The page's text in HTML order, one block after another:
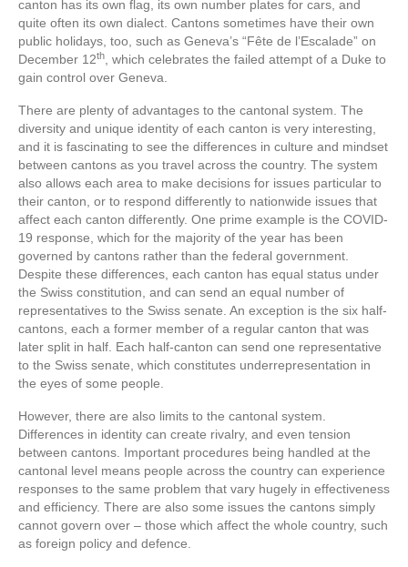
canton has its own flag, its own number plates for cars, and
quite often its own dialect. Cantons sometimes have their own
public holidays, too, such as Geneva’s “Fête de l’Escalade” on
December 12th
, which celebrates the failed attempt of a Duke to
gain control over Geneva.
There are plenty of advantages to the cantonal system. The
diversity and unique identity of each canton is very interesting,
and it is fascinating to see the differences in culture and mindset
between cantons as you travel across the country. The system
also allows each area to make decisions for issues particular to
their canton, or to respond differently to nationwide issues that
affect each canton differently. One prime example is the COVID-
19 response, which for the majority of the year has been
governed by cantons rather than the federal government.
Despite these differences, each canton has equal status under
the Swiss constitution, and can send an equal number of
representatives to the Swiss senate. An exception is the six half-
cantons, each a former member of a regular canton that was
later split in half. Each half-canton can send one representative
to the Swiss senate, which constitutes underrepresentation in
the eyes of some people.
However, there are also limits to the cantonal system.
Differences in identity can create rivalry, and even tension
between cantons. Important procedures being handled at the
cantonal level means people across the country can experience
responses to the same problem that vary hugely in effectiveness
and efficiency. There are also some issues the cantons simply
cannot govern over – those which affect the whole country, such
as foreign policy and defence.